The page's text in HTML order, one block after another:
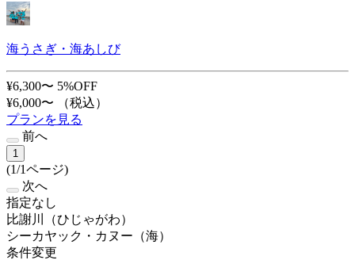
海うさぎ・海あしび
¥6,300〜 5%OFF
¥6,000〜
（税込）
プランを見る
前へ
1
(1/1ページ)
次へ
指定なし
比謝川（ひじゃがわ）
シーカヤック・カヌー（海）
条件変更